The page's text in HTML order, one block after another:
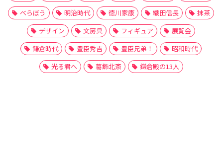
べらぼう
明治時代 徳川家康 織田信長
抹茶
デザイン
文房具 フィギュア
展覧会
鎌倉時代
豊臣秀吉 豊臣兄弟！
昭和時代
光る君へ
葛飾北斎 鎌倉殿の13人